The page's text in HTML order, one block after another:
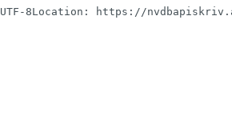
8Location: https://